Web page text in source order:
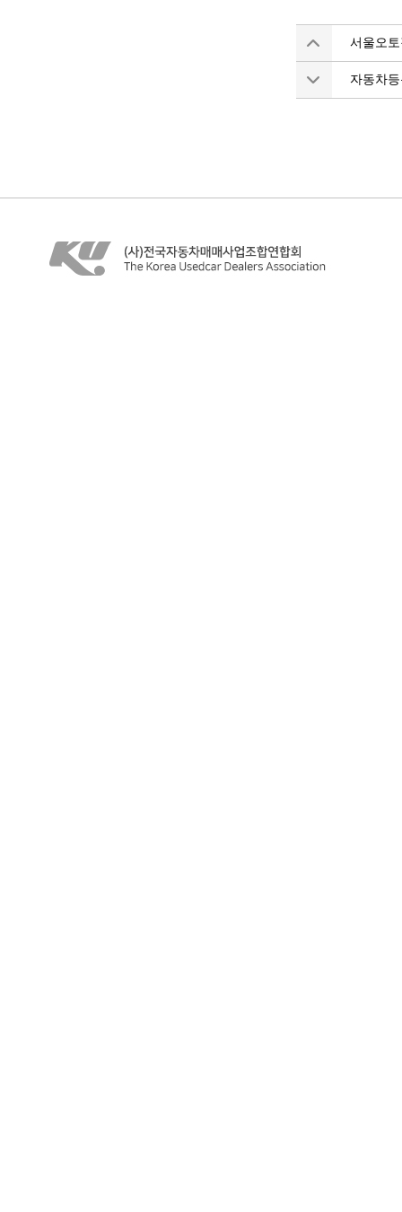
서울오
자동차